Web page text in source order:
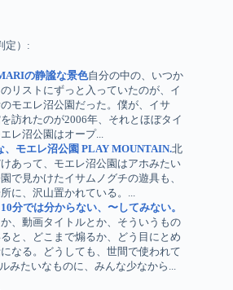
定）:
の静謐な景色自分の中の、いつか
リストにずっと入っていたのが、イ
モエレ沼公園だった。僕が、イサ
訪れたのが2006年、それとほぼタイ
レ沼公園はオープ...
、モエレ沼公園 PLAY MOUNTAIN.北
あって、モエレ沼公園はアホみたい
で見かけたイサムノグチの遊具も、
に、沢山置かれている。...
分では分からない、〜してみない。
、動画タイトルとか、そういうもの
と、どこまで煽るか、どう目にとめ
なる。どうしても、世間で使われて
みたいなものに、みんな少なから...